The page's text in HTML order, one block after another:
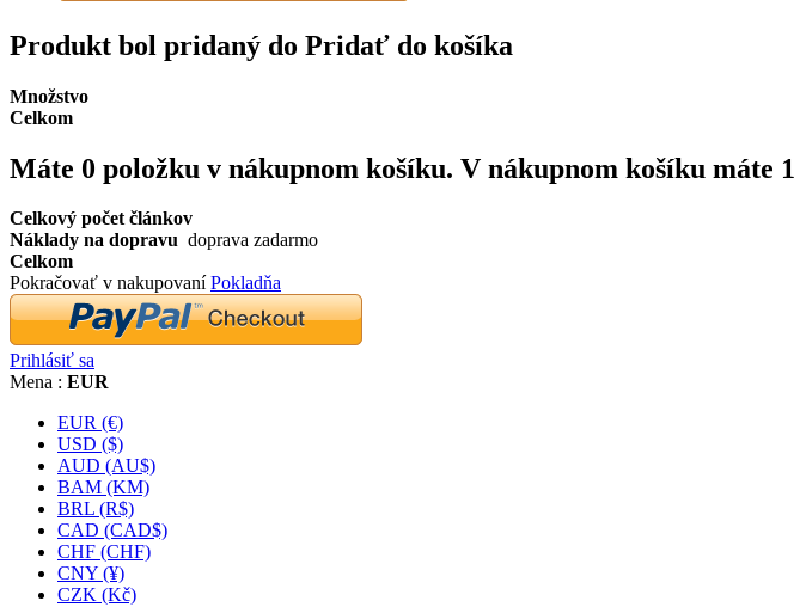
Produkt bol pridaný do Pridať do košíka
Množstvo
Celkom
Máte 0 položku v nákupnom košíku. V nákupnom košíku máte
Celkový počet článkov
Náklady na dopravu doprava zadarmo
Celkom
Pokračovať v nakupovaníPokladňa
Prihlásiť sa
Mena : EUR
EUR (€)
USD ($)
AUD (AU$)
BAM (KM)
BRL (R$)
CAD (CAD$)
CHF (CHF)
CNY (¥)
CZK (Kč)